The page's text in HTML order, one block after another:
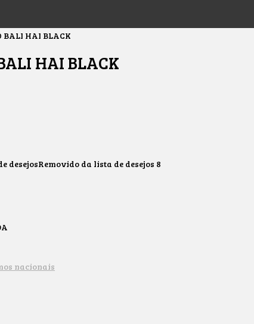
BALI HAI BLACK
HAI BLACK
desejosRemovido da lista de desejos 8
nacionais